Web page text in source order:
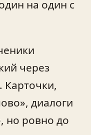
на один с
через
Карточки,
диалоги
но ровно до